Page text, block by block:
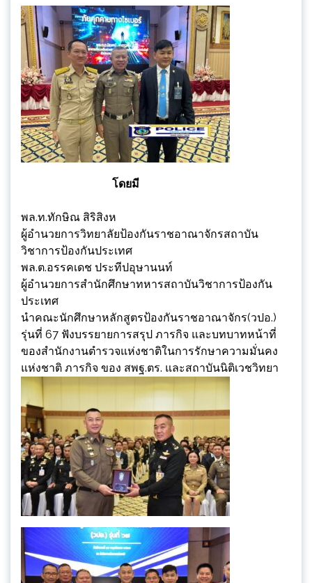
โดยมี
พล.ท.ทักษิณ สิริสิงห
ผู้อำนวยการวิทยาลัยป้องกันราชอาณาจักรสถาบัน
วิชาการป้องกันประเทศ
พล.ต.อรรคเดช ประทีปอุษานนท์
ผู้อำนวยการสำนักศึกษาทหารสถาบันวิชาการป้องกัน
ประเทศ
นำคณะนักศึกษาหลักสูตรป้องกันราชอาณาจักร(วปอ.)
รุ่นที่ 67 ฟังบรรยายการสรุป ภารกิจ และบทบาทหน้าที่
ของสำนักงานตำรวจแห่งชาติในการรักษาความมั่นคง
แห่งชาติ ภารกิจ ของ สพฐ.ตร. และสถาบันนิติเวชวิทยา